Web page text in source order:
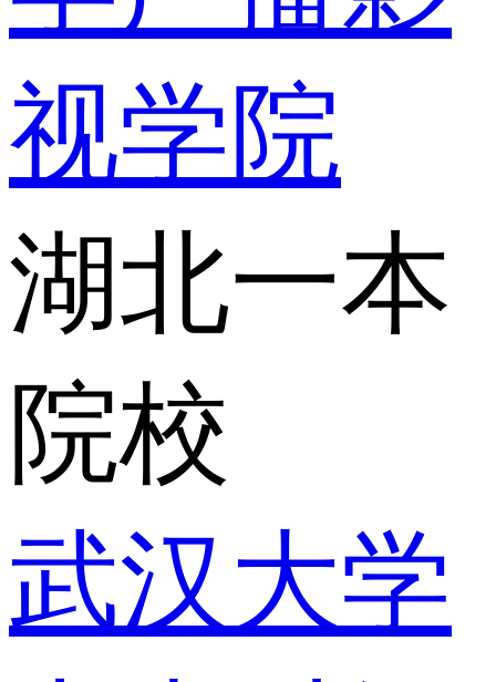
视学院
湖北一本
院校
武汉大学